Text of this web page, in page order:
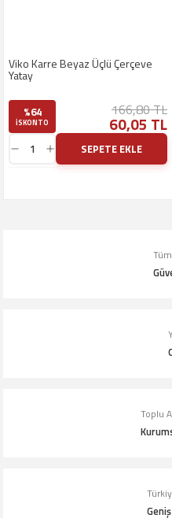
Viko Karre Beyaz Üçlü Çerçeve
Yatay
%64
ISKONTO
166,80 TL
60,05 TL
SEPETE EKLE
Toplu